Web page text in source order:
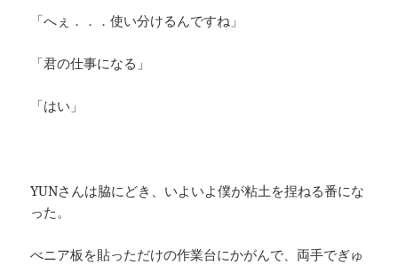
「へぇ．．．使い分けるんですね」
「君の仕事になる」
「はい」
YUNさんは脇にどき、いよいよ僕が粘土を捏ねる番にな
った。
べニア板を貼っただけの作業台にかがんで、両手でぎゅ